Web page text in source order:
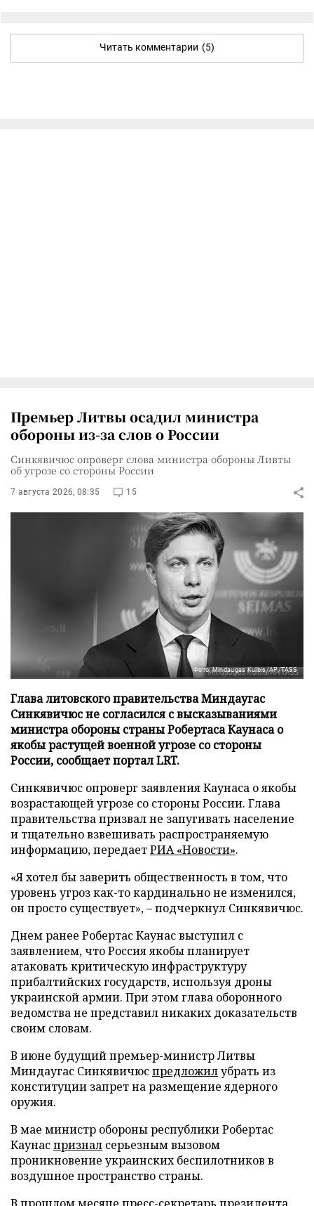
Читать комментарии (5)
Премьер Литвы осадил министра
обороны из-за слов о России
Синкявичюс опроверг слова министра обороны Ливты
об угрозе со стороны России
7 августа 2026, 08:35 15
Фото: Mindaugas Kulbis/AP/TASS
Глава литовского правительства Миндаугас
Синкявичюс не согласился с высказываниями
министра обороны страны Робертаса Каунаса о
якобы растущей военной угрозе со стороны
России, сообщает портал LRT.
Синкявичюс опроверг заявления Каунаса о якобы
возрастающей угрозе со стороны России. Глава
правительства призвал не запугивать население
и тщательно взвешивать распространяемую
информацию, передаетРИА «Новости».
«Я хотел бы заверить общественность в том, что
уровень угроз как-то кардинально не изменился,
он просто существует», – подчеркнул Синкявичюс.
Днем ранее Робертас Каунас выступил с
заявлением, что Россия якобы планирует
атаковать критическую инфраструктуру
прибалтийских государств, используя дроны
украинской армии. При этом глава оборонного
ведомства не представил никаких доказательств
своим словам.
В июне будущий премьер-министр Литвы
Миндаугас Синкявичюспредложилубрать из
конституции запрет на размещение ядерного
оружия.
В мае министр обороны республики Робертас
Каунаспризнал серьезным вызовом
проникновение украинских беспилотников в
воздушное пространство страны.